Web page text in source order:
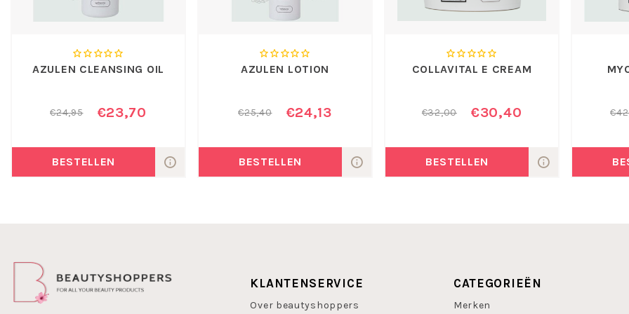
Aqua, propylen glycol, dicaprylyl ether, glyceryl stearate, cetearyl isononanoate,
ceteareth-22/palmeth-2, terminalia catappa/sambucus nigra/ quercus lusitanicak
Maak nu kennis met Webecos Neck and Decollete Liquid !
AZULEN CLEANSING OIL
€24,95 €23,70
BESTELLEN
AZULEN LOTION
€25,40 €24,13
BESTELLEN
COLLAVITAL E CREAM
€32,00 €30,40
BESTELLEN
KLANTENSERVICE
Over beautyshoppers
CATEGORIEËN
Merken